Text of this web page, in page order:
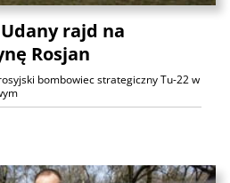
rajd na
Rosjan
bombowiec strategiczny Tu-22 w